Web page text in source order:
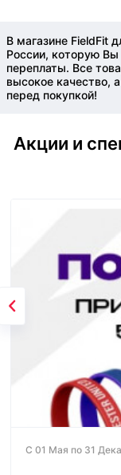
В магазине FieldFit
России, которую Вы
переплаты. Все
высокое качество,
перед покупкой!
Акции и
С 01 Мая по 31